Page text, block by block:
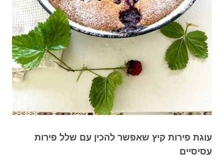
עוגת פירות קיץ שאפשר להכין עם שלל פירות
עסיסיים